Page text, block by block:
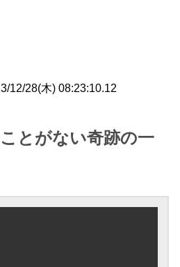
12/28(木) 08:23:10.12
とがない奇跡の一